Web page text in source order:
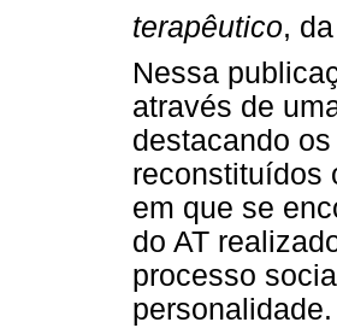
terapêutico,
Nessa
através de
destacando
reconstituídos
em que se
do AT
processo
personalidade.